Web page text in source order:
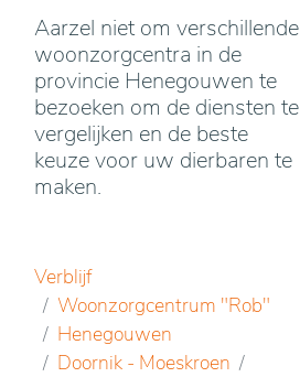
Aarzel niet om verschillende
woonzorgcentra in de
provincie Henegouwen te
bezoeken om de diensten te
vergelijken en de beste
keuze voor uw dierbaren te
maken.
Verblijf
Woonzorgcentrum "Rob"
Henegouwen
Doornik - Moeskroen